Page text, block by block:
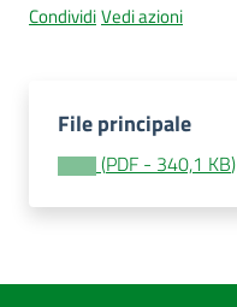
Tutti
Seguici
su
CondividiVedi azioni
File principale
(PDF - 340,1 KB)